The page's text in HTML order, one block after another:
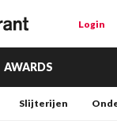
Login
AWARDS
Slijterijen